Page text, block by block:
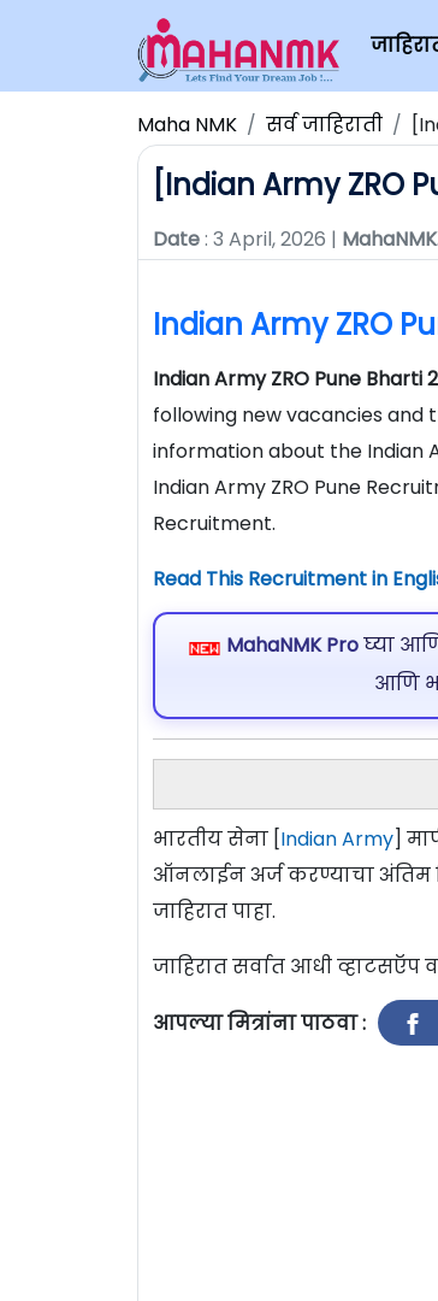
Maha NMK सर्व जाहिराती
[Indian Army ZRO
Date: 3 April, 2026 |
Indian Army ZRO
Indian Army ZRO Pune Bharti
following new vacancies and
information about the Indian
Indian Army ZRO Pune
Recruitment.
Read This Recruitment in
MahaNMK Proघ्या
आणि
भारतीय सेना [Indian Army]
ऑनलाईन अर्ज करण्याचा अंतिम
जाहिरात पाहा.
जाहिरात सर्वात आधी
आपल्या मित्रांना पाठवा :